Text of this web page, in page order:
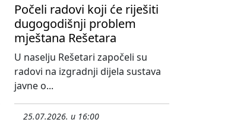
Počeli radovi koji će riješiti
dugogodišnji problem
mještana Rešetara
U naselju Rešetari započeli su
radovi na izgradnji dijela sustava
javne o...
25.07.2026. u 16:00